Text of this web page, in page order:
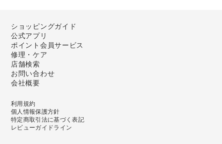
ショッピングガイド
公式アプリ
ポイント会員サービス
修理・ケア
店舗検索
お問い合わせ
会社概要
利用規約
個人情報保護方針
特定商取引法に基づく表記
レビューガイドライン